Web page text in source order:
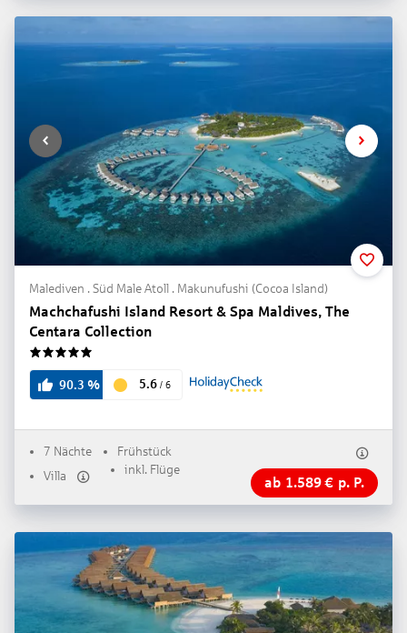
Malediven . Süd Male Atoll . Makunufushi (Cocoa Island)
Machchafushi Island Resort & Spa Maldives, The
Centara Collection
5
90.3 % 5.6 / 6
7 Nächte
Frühstück
Villa
inkl. Flüge
ab 1.589€ p. P.